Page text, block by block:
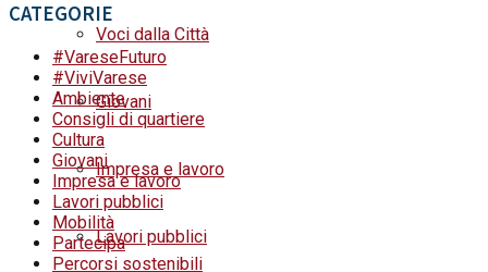
Voci dalla Città
Giovani
Impresa e lavoro
Lavori pubblici
CATEGORIE
#VareseFuturo
#ViviVarese
Ambiente
Consigli di quartiere
Cultura
Giovani
Impresa e lavoro
Lavori pubblici
Mobilità
Partecipa
Percorsi sostenibili